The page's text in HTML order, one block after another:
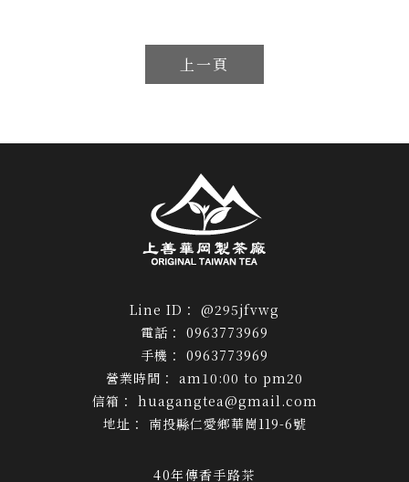
上一頁
@295jfvwg
0963773969
0963773969
am10:00 to pm20
huagangtea@gmail.com
南投縣仁愛鄉華崗119-6號
40年傳香手路茶